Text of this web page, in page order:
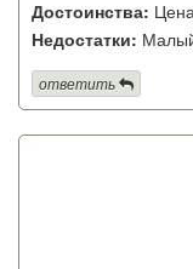
Достоинства:
Недостатки:
ответить